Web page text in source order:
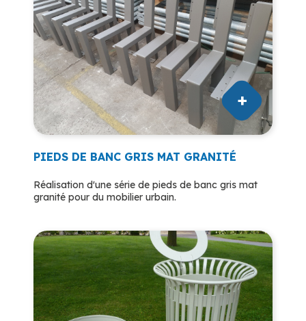
PIEDS DE BANC GRIS MAT GRANITÉ
Réalisation d'une série de pieds de banc gris mat
granité pour du mobilier urbain.